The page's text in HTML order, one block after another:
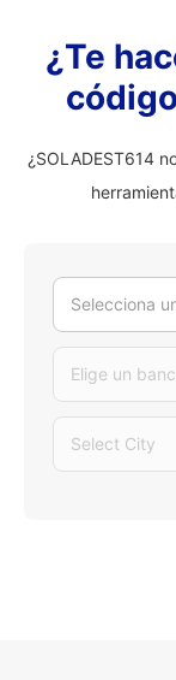
¿Te
¿SOLADEST614
Selecciona
Elige un
Select City